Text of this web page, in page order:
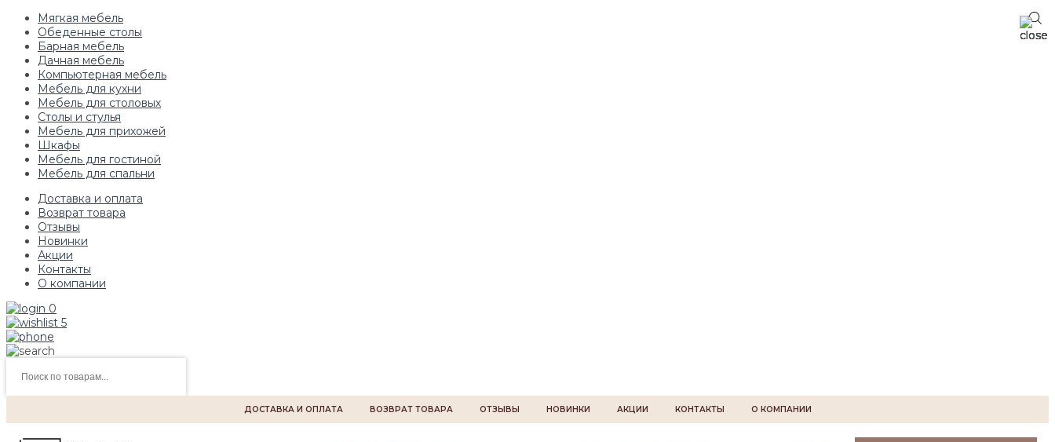
Мягкая мебель
Обеденные столы
Барная мебель
Дачная мебель
Компьютерная мебель
Мебель для кухни
Мебель для столовых
Столы и стулья
Мебель для прихожей
Шкафы
Мебель для гостиной
Мебель для спальни
Доставка и оплата
Возврат товара
Отзывы
Новинки
Акции
Контакты
О компании
0
5
товаров
ДОСТАВКА И ОПЛАТА ВОЗВРАТ ТОВАРА ОТЗЫВЫ НОВИНКИ АКЦИИ КОНТАКТЫ О КОМПАНИИ